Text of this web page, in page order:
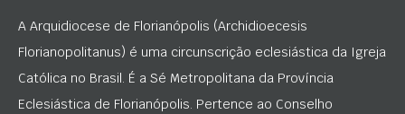
A Arquidiocese de Florianópolis (Archidioecesis
Florianopolitanus) é uma circunscrição eclesiástica da Igreja
Católica no Brasil. É a Sé Metropolitana da Província
Eclesiástica de Florianópolis. Pertence ao Conselho